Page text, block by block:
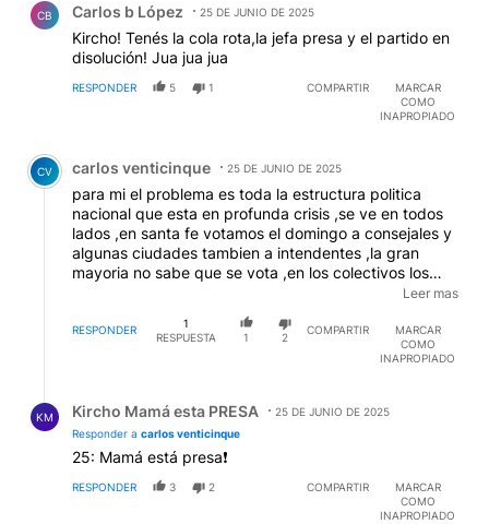
CB Carlos b López 25 DE JUNIO DE 2025
Kircho! Tenés la cola rota,la jefa presa y el partido en
disolución! Jua jua jua
RESPONDER 5 1 COMPARTIR
MARCAR
COMO
INAPROPIADO
Comentario de carlos venticinque.
CV carlos venticinque 25 DE JUNIO DE 2025
para mi el problema es toda la estructura politica
nacional que esta en profunda crisis ,se ve en todos
lados ,en santa fe votamos el domingo a consejales y
algunas ciudades tambien a intendentes ,la gran
mayoria no sabe que se vota ,en los colectivos los
pibes y demas con los celulares ,y lo que menos
hacen es interersarse por las cuestiones de
gobernabilidad ,y eso se va a ver con el porcentaje de
votantes ,por otra parte refleja quienes votaron por el
,entonces no para que van a votar si son "todos
iguales " , no pasa por condenas de una justicia que
actua PARCIALMENTE ,sino que actue como muestra
la balanza que tienen en sus oficinas los jueces y
fiscales ,de toda indole .
Leer mas
RESPONDER
1
RESPUESTA
1 2
COMPARTIR
MARCAR
COMO
INAPROPIADO
KM Kircho Mamá esta PRESA
25 DE JUNIO DE 2025
Responder a carlos venticinque
25: Mamá está presa❗
RESPONDER 3 2 COMPARTIR
MARCAR
COMO
INAPROPIADO